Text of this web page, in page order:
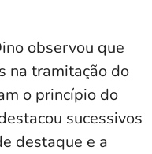
observou que
na tramitação do
o princípio do
sucessivos
destaque e a